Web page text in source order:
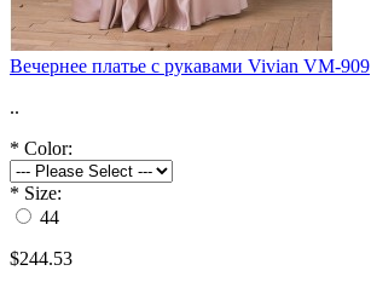
Вечернее платье с рукавами Vivian VM-909
..
* Color:
* Size:
44
$244.53